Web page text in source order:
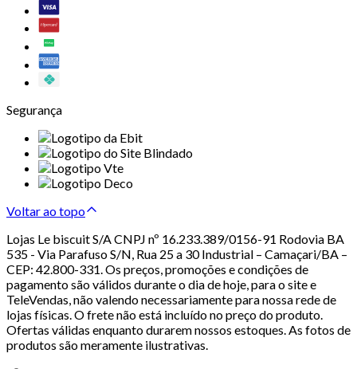
Segurança
Voltar ao topo
Lojas Le biscuit S/A CNPJ nº 16.233.389/0156-91 Rodovia BA
535 - Via Parafuso S/N, Rua 25 a 30 Industrial – Camaçari/BA –
CEP: 42.800-331. Os preços, promoções e condições de
pagamento são válidos durante o dia de hoje, para o site e
TeleVendas, não valendo necessariamente para nossa rede de
lojas físicas. O frete não está incluído no preço do produto.
Ofertas válidas enquanto durarem nossos estoques. As fotos de
produtos são meramente ilustrativas.